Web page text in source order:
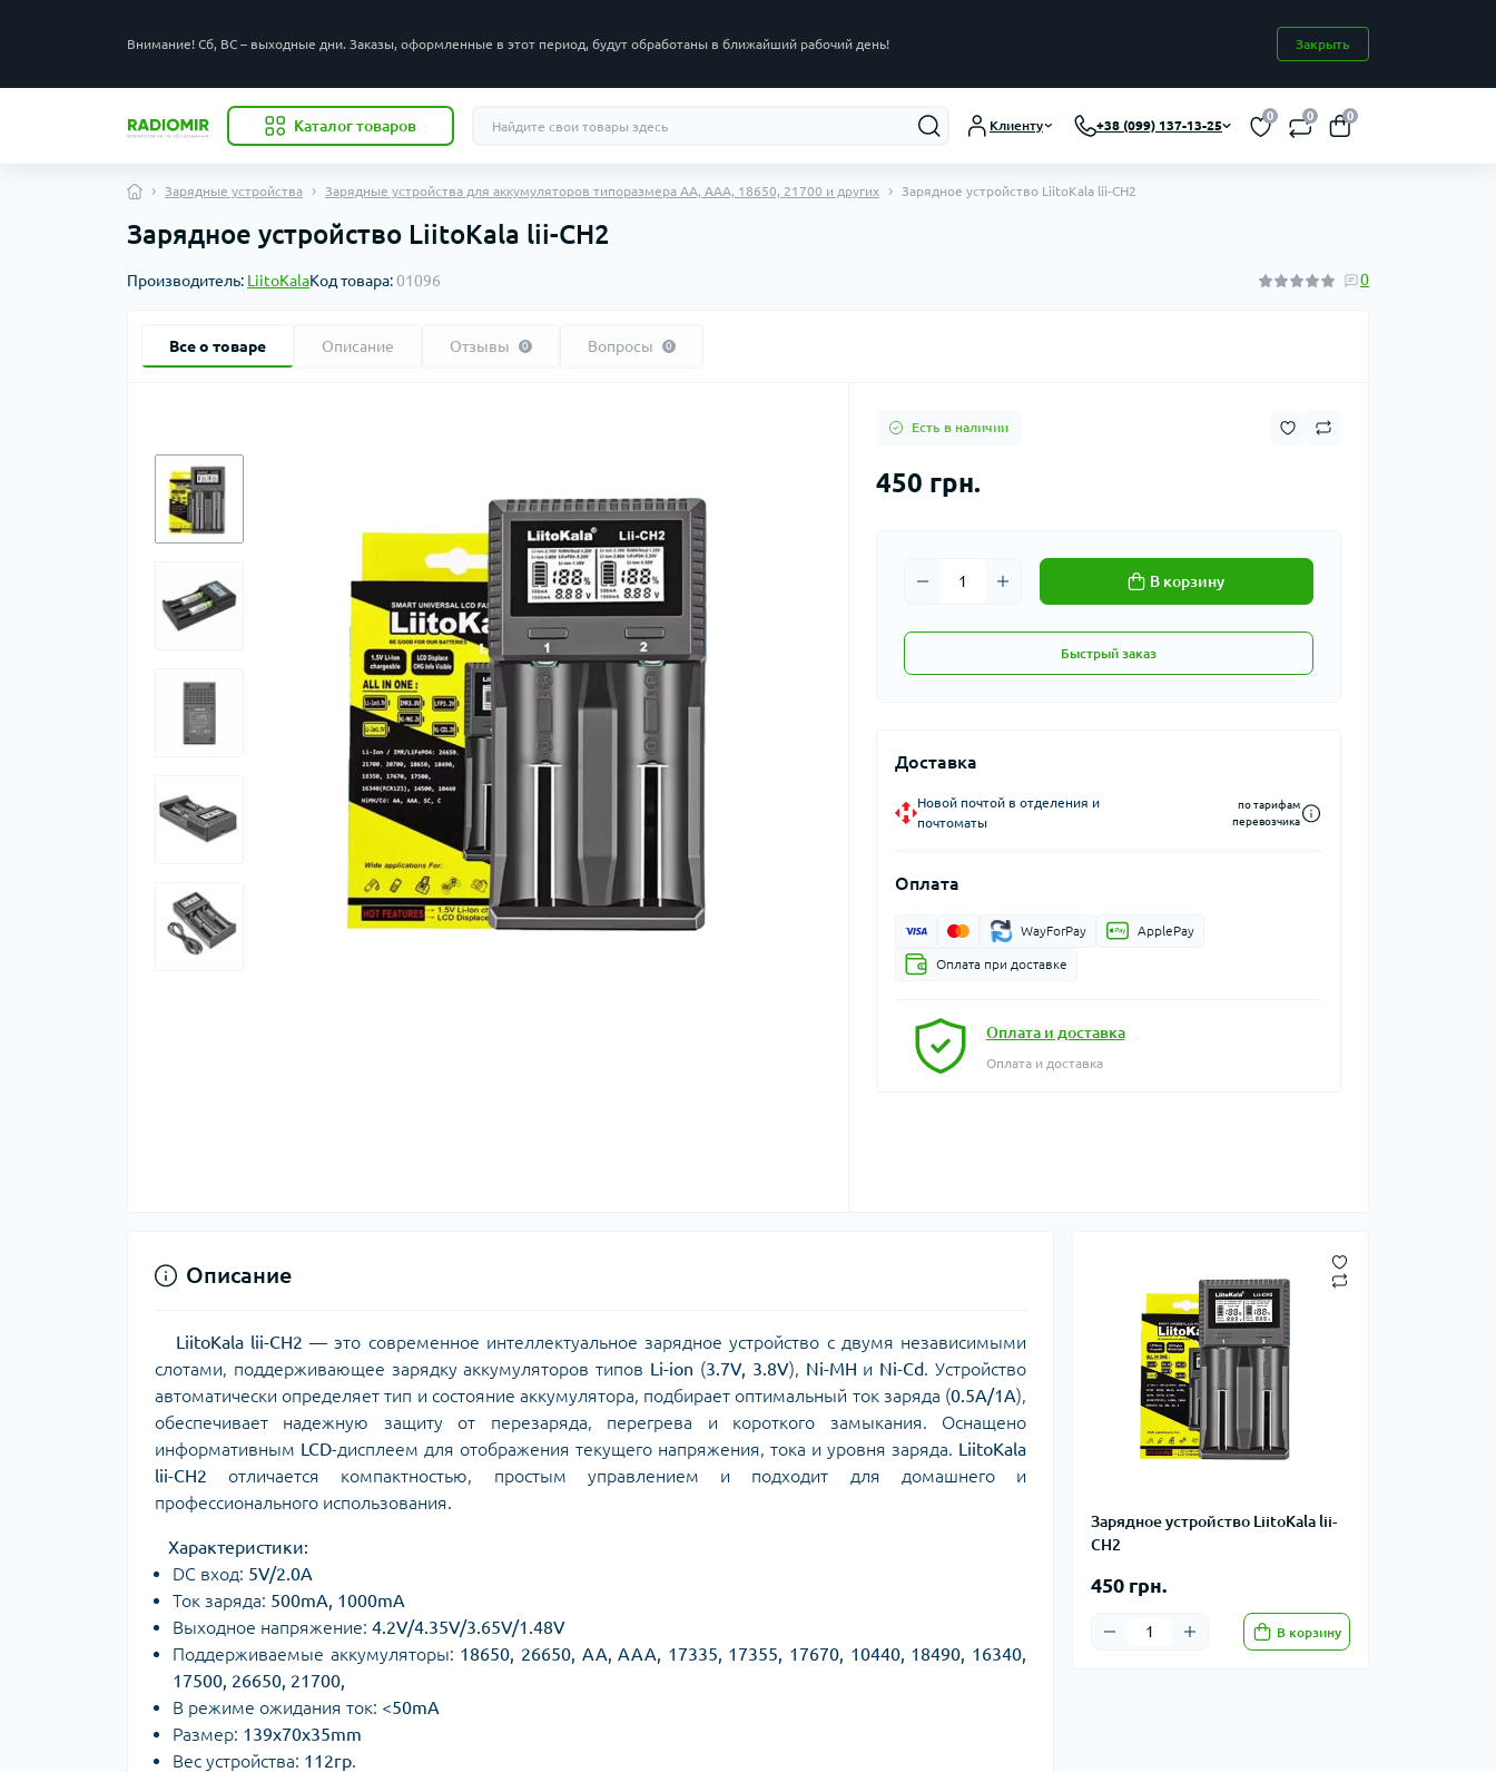
Внимание! Сб, ВС – выходные дни. Заказы, оформленные в этот период, будут обработаны в ближайший рабочий день! Закрыть
Каталог товаров Клиенту +38 (099) 137-13-25
0 0 0
Зарядные устройства Зарядные устройства для аккумуляторов типоразмера AA, AAA, 18650, 21700 и других Зарядное устройство LiitoKala lii-CH2
Зарядное устройство LiitoKala lii-CH2
Производитель: LiitoKalaКод товара:01096 0
Все о товаре Описание Отзывы 0 Вопросы 0
Есть в наличии
450 грн.
В корзину
Быстрый заказ
Доставка
Новой почтой в отделения и
почтоматы
по тарифам
перевозчика
Оплата
WayForPay ApplePay
Оплата при доставке
Оплата и доставка
Оплата и доставка
Зарядное устройство LiitoKala lii-
CH2
450 грн.
В корзину
Описание
LiitoKala lii-CH2 — это современное интеллектуальное зарядное устройство с двумя независимыми
слотами, поддерживающее зарядку аккумуляторов типов Li-ion (3.7V, 3.8V), Ni-MH и Ni-Cd. Устройство
автоматически определяет тип и состояние аккумулятора, подбирает оптимальный ток заряда (0.5A/1A),
обеспечивает надежную защиту от перезаряда, перегрева и короткого замыкания. Оснащено
информативным LCD-дисплеем для отображения текущего напряжения, тока и уровня заряда. LiitoKala
lii-CH2 отличается компактностью, простым управлением и подходит для домашнего и
профессионального использования.
Характеристики:
DC вход: 5V/2.0A
Ток заряда: 500mA, 1000mA
Выходное напряжение: 4.2V/4.35V/3.65V/1.48V
Поддерживаемые аккумуляторы: 18650, 26650, AA, AAA, 17335, 17355, 17670, 10440, 18490, 16340,
17500, 26650, 21700,
В режиме ожидания ток: <50mA
Размер: 139x70x35mm
Вес устройства: 112гр.